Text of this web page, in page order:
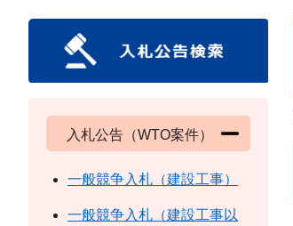
入札公告（WTO案件）
一般競争入札（建設工事）
一般競争入札（建設工事以